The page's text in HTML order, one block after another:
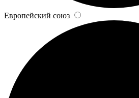
Европейский союз